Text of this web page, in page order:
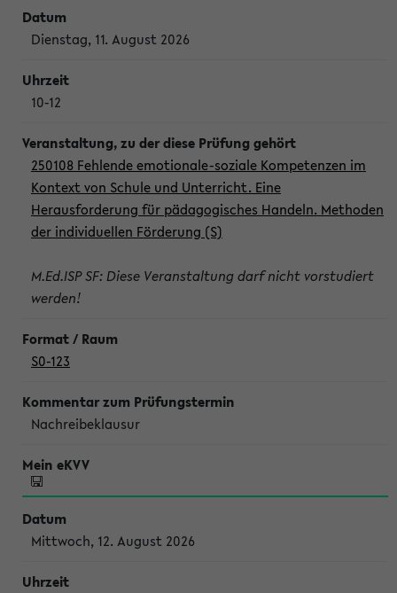
Dienstag, 11. August 2026
10-12
250108 Fehlende emotionale-soziale Kompetenzen im
Kontext von Schule und Unterricht. Eine
Herausforderung für pädagogisches Handeln. Methoden
der individuellen Förderung (S)
M.Ed.ISP SF: Diese Veranstaltung darf nicht vorstudiert
werden!
S0-123
Nachreibeklausur
Mittwoch, 12. August 2026